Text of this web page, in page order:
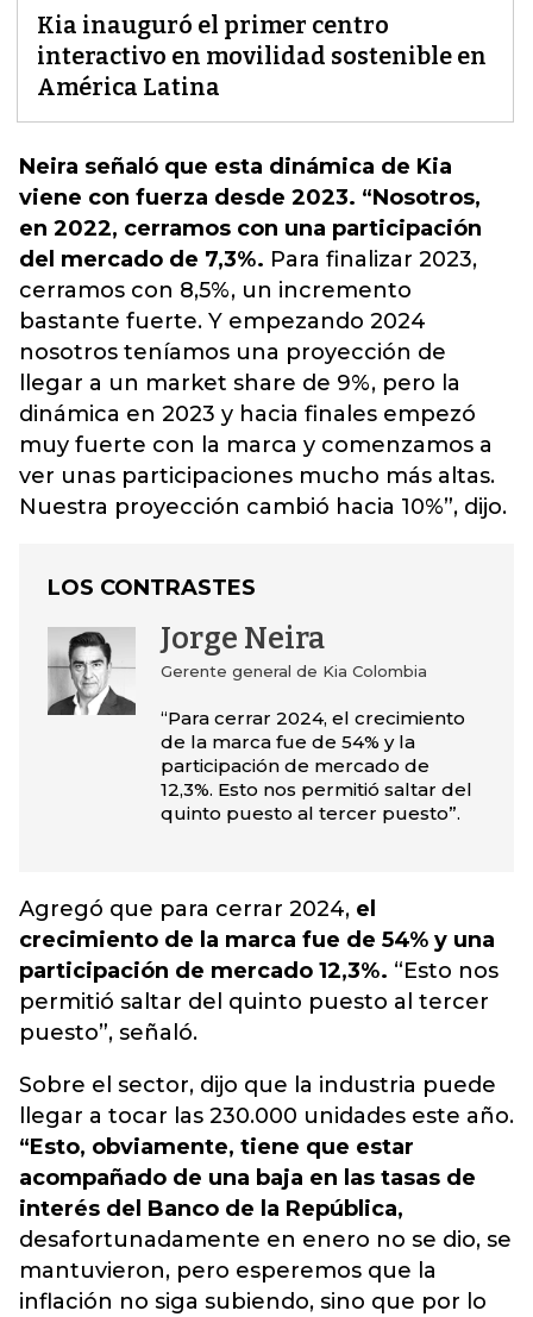
Kia inauguró el primer centro
interactivo en movilidad sostenible en
América Latina
Neira señaló que esta dinámica de Kia
viene con fuerza desde 2023. “Nosotros,
en 2022, cerramos con una participación
del mercado de 7,3%. Para finalizar 2023,
cerramos con 8,5%, un incremento
bastante fuerte. Y empezando 2024
nosotros teníamos una proyección de
llegar a un market share de 9%, pero la
dinámica en 2023 y hacia finales empezó
muy fuerte con la marca y comenzamos a
ver unas participaciones mucho más altas.
Nuestra proyección cambió hacia 10%”, dijo.
LOS CONTRASTES
Jorge Neira
Gerente general de Kia Colombia
“Para cerrar 2024, el crecimiento
de la marca fue de 54% y la
participación de mercado de
12,3%. Esto nos permitió saltar del
quinto puesto al tercer puesto”.
Agregó que para cerrar 2024, el
crecimiento de la marca fue de 54% y una
participación de mercado 12,3%. “Esto nos
permitió saltar del quinto puesto al tercer
puesto”, señaló.
Sobre el sector, dijo que la industria puede
llegar a tocar las 230.000 unidades este año.
“Esto, obviamente, tiene que estar
acompañado de una baja en las tasas de
interés del Banco de la República,
desafortunadamente en enero no se dio, se
mantuvieron, pero esperemos que la
inflación no siga subiendo, sino que por lo